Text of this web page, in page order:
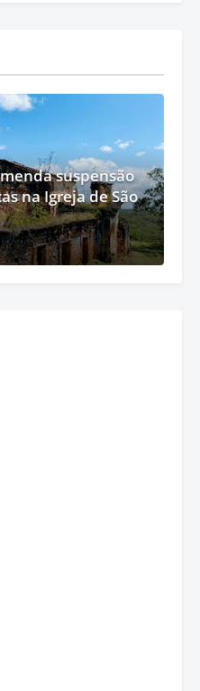
suspensão
na Igreja de São